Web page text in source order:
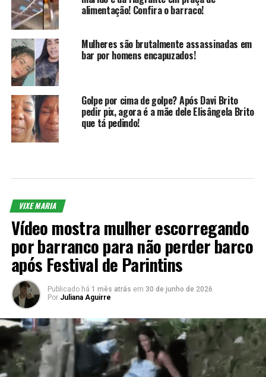
alimentação! Confira o barraco!
Mulheres são brutalmente assassinadas em
bar por homens encapuzados!
Golpe por cima de golpe? Após Davi Brito
pedir pix, agora é a mãe dele Elisângela Brito
que tá pedindo!
VIXE MARIA
Vídeo mostra mulher escorregando
por barranco para não perder barco
após Festival de Parintins
Publicado há 1 mês atrás em 30 de junho de 2026
Por Juliana Aguirre